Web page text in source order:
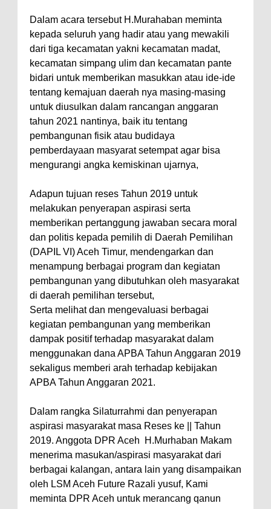
Dalam acara tersebut H.Murahaban meminta
kepada seluruh yang hadir atau yang mewakili
dari tiga kecamatan yakni kecamatan madat,
kecamatan simpang ulim dan kecamatan pante
bidari untuk memberikan masukkan atau ide-ide
tentang kemajuan daerah nya masing-masing
untuk diusulkan dalam rancangan anggaran
tahun 2021 nantinya, baik itu tentang
pembangunan fisik atau budidaya
pemberdayaan masyarat setempat agar bisa
mengurangi angka kemiskinan ujarnya,
Adapun tujuan reses Tahun 2019 untuk
melakukan penyerapan aspirasi serta
memberikan pertanggung jawaban secara moral
dan politis kepada pemilih di Daerah Pemilihan
(DAPIL VI) Aceh Timur, mendengarkan dan
menampung berbagai program dan kegiatan
pembangunan yang dibutuhkan oleh masyarakat
di daerah pemilihan tersebut,
Serta melihat dan mengevaluasi berbagai
kegiatan pembangunan yang memberikan
dampak positif terhadap masyarakat dalam
menggunakan dana APBA Tahun Anggaran 2019
sekaligus memberi arah terhadap kebijakan
APBA Tahun Anggaran 2021.
Dalam rangka Silaturrahmi dan penyerapan
aspirasi masyarakat masa Reses ke || Tahun
2019. Anggota DPR Aceh H.Murhaban Makam
menerima masukan/aspirasi masyarakat dari
berbagai kalangan, antara lain yang disampaikan
oleh LSM Aceh Future Razali yusuf, Kami
meminta DPR Aceh untuk merancang qanun